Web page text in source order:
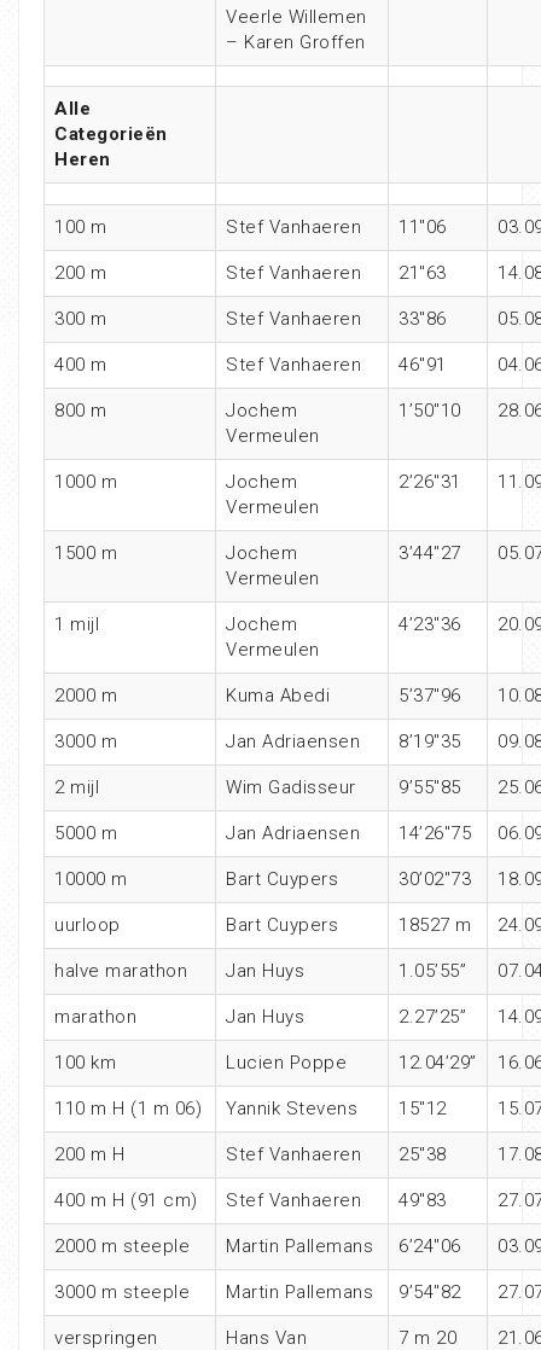
Veerle Willemen
– Karen Groffen
Alle
Categorieën
Heren
100 m Stef Vanhaeren 11″06
200 m Stef Vanhaeren 21″63
300 m Stef Vanhaeren 33″86
400 m Stef Vanhaeren 46″91
800 m
Jochem
Vermeulen
1’50″10
1000 m
Jochem
Vermeulen
2’26″31
1500 m
Jochem
Vermeulen
3’44″27
1 mijl
Jochem
Vermeulen
4’23″36
2000 m Kuma Abedi 5’37″96
3000 m Jan Adriaensen 8’19″35
2 mijl Wim Gadisseur 9’55″85
5000 m Jan Adriaensen 14’26″75
10000 m Bart Cuypers 30’02″73
uurloop Bart Cuypers 18527 m
halve marathon Jan Huys 1.05’55”
marathon Jan Huys 2.27’25”
100 km Lucien Poppe 12.04’29”
110 m H (1 m 06) Yannik Stevens 15″12
200 m H Stef Vanhaeren 25″38
400 m H (91 cm) Stef Vanhaeren 49″83
2000 m steeple Martin Pallemans 6’24″06
3000 m steeple Martin Pallemans 9’54″82
verspringen
Hans Van
7 m 20